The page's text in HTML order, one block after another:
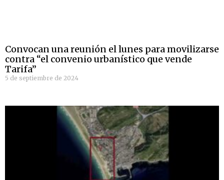
Convocan una reunión el lunes para movilizarse
contra “el convenio urbanístico que vende
Tarifa”
5 de septiembre de 2024